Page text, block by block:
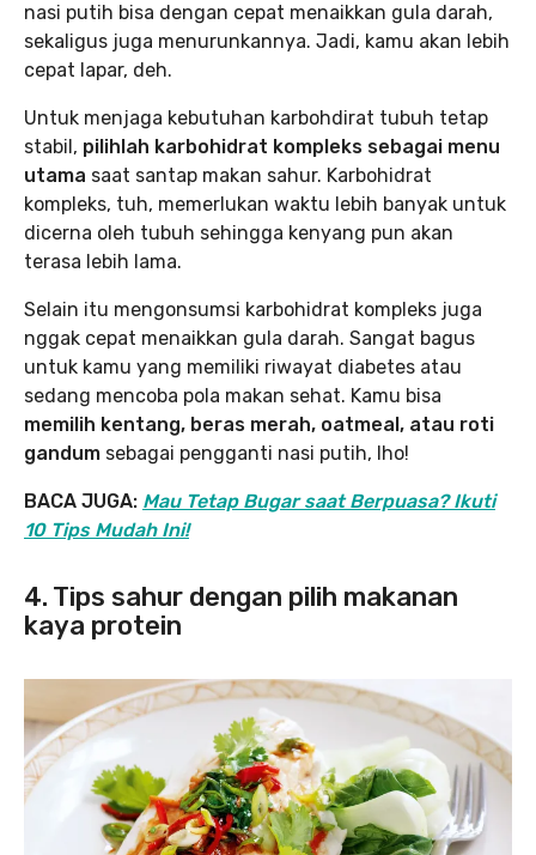
nasi putih bisa dengan cepat menaikkan gula darah,
sekaligus juga menurunkannya. Jadi, kamu akan lebih
cepat lapar, deh.
Untuk menjaga kebutuhan karbohdirat tubuh tetap
stabil, pilihlah karbohidrat kompleks sebagai menu
utama saat santap makan sahur. Karbohidrat
kompleks, tuh, memerlukan waktu lebih banyak untuk
dicerna oleh tubuh sehingga kenyang pun akan
terasa lebih lama.
Selain itu mengonsumsi karbohidrat kompleks juga
nggak cepat menaikkan gula darah. Sangat bagus
untuk kamu yang memiliki riwayat diabetes atau
sedang mencoba pola makan sehat. Kamu bisa
memilih kentang, beras merah, oatmeal, atau roti
gandum sebagai pengganti nasi putih, lho!
BACA JUGA: Mau Tetap Bugar saat Berpuasa? Ikuti
10 Tips Mudah Ini!
4. Tips sahur dengan pilih makanan
kaya protein